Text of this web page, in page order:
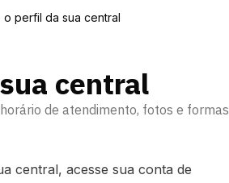
o perfil da sua central
central
de atendimento, fotos e formas
central, acesse sua conta de